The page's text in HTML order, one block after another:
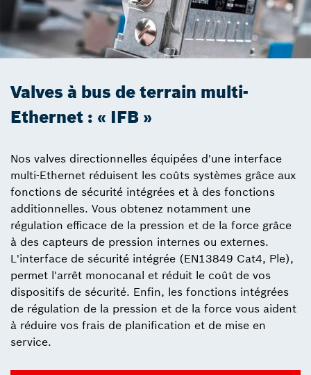
Valves à bus de terrain multi-
Ethernet : « IFB »
Nos valves directionnelles équipées d'une interface
multi-Ethernet réduisent les coûts systèmes grâce aux
fonctions de sécurité intégrées et à des fonctions
additionnelles. Vous obtenez notamment une
régulation efficace de la pression et de la force grâce
à des capteurs de pression internes ou externes.
L'interface de sécurité intégrée (EN13849 Cat4, Ple),
permet l'arrêt monocanal et réduit le coût de vos
dispositifs de sécurité. Enfin, les fonctions intégrées
de régulation de la pression et de la force vous aident
à réduire vos frais de planification et de mise en
service.